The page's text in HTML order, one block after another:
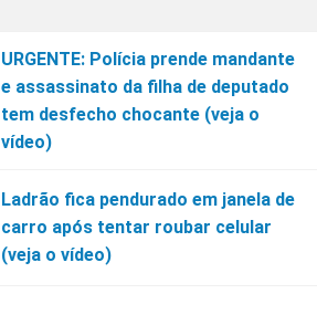
URGENTE: Polícia prende mandante
e assassinato da filha de deputado
tem desfecho chocante (veja o
vídeo)
Ladrão fica pendurado em janela de
carro após tentar roubar celular
(veja o vídeo)